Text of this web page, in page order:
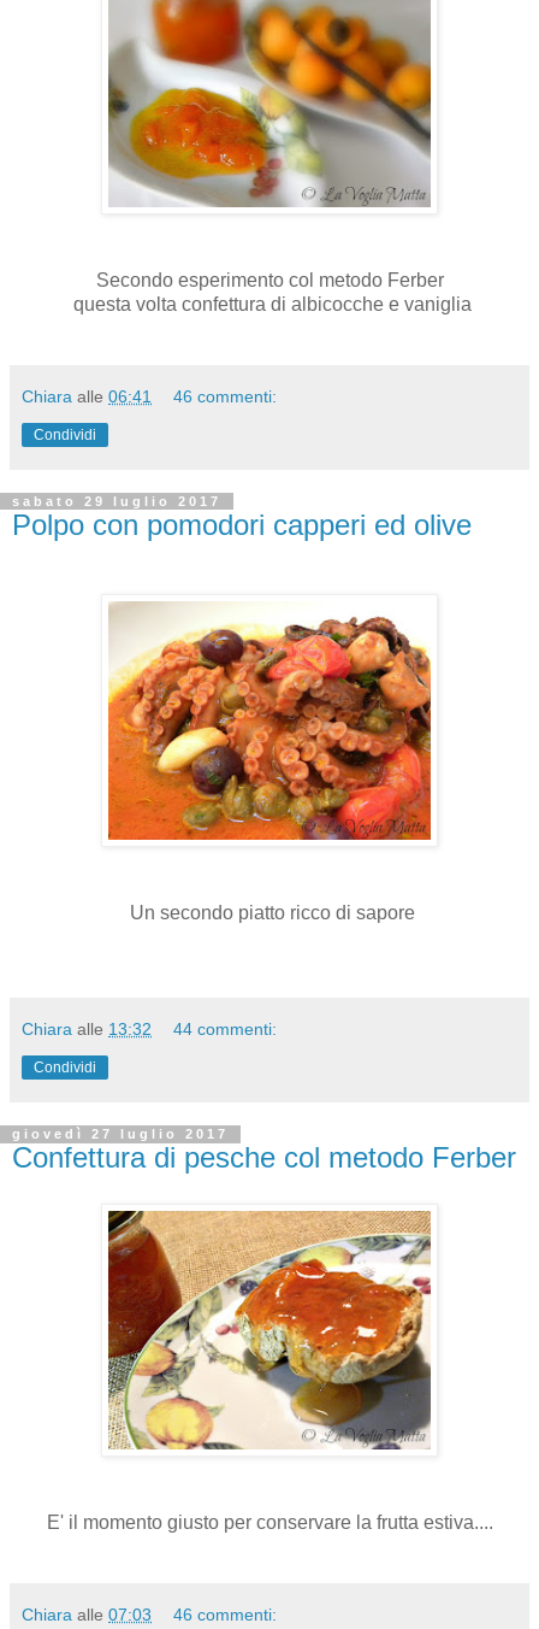
Secondo esperimento col metodo Ferber
questa volta confettura di albicocche e vaniglia
Chiara alle 06:41 46 commenti:
Condividi
sabato 29 luglio 2017
Polpo con pomodori capperi ed olive
Un secondo piatto ricco di sapore
Chiara alle 13:32 44 commenti:
Condividi
giovedì 27 luglio 2017
Confettura di pesche col metodo Ferber
E' il momento giusto per conservare la frutta estiva....
Chiara alle 07:03 46 commenti: